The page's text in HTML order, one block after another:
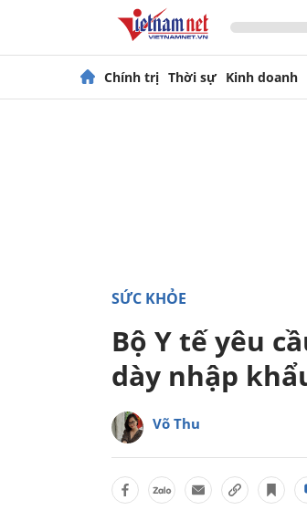
Chính trị Thời sự Kinh doanh
SỨC KHỎE
Bộ Y tế yêu
dày nhập
Võ Thu